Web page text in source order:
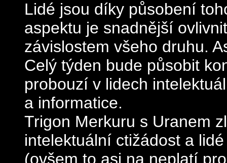
Lidé jsou díky působení
aspektu je snadnější
závislostem všeho druhu.
Celý týden bude působit
probouzí v lidech
a informatice.
Trigon Merkuru s Uranem
intelektuální ctižádost a
(ovšem to asi na neplatí